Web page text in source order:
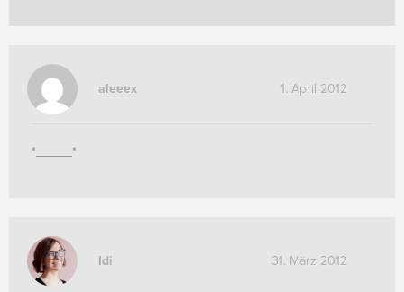
aleeex 1. April 2012
*_____*
Idi 31. März 2012